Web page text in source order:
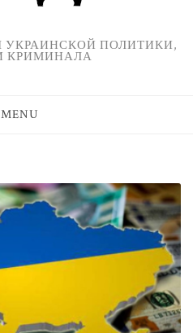
ПОЛИТИКИ,
КРИМИНАЛА
MENU